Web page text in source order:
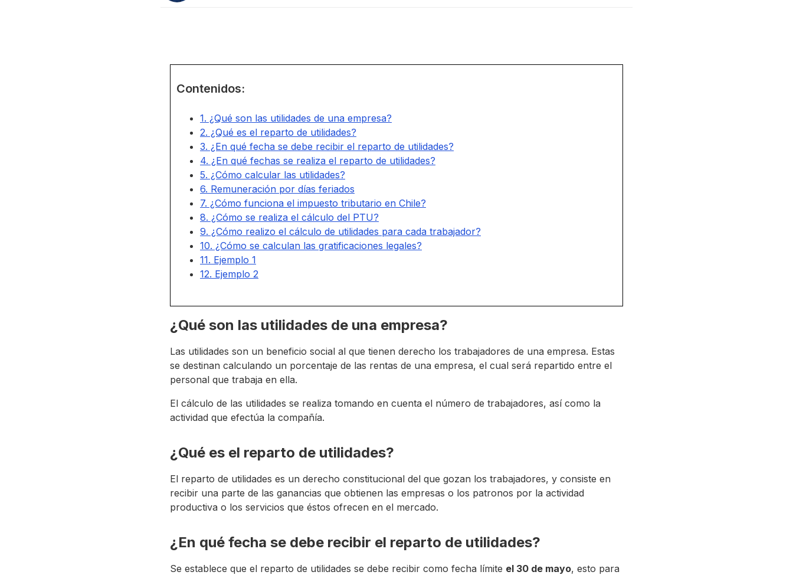
Contenidos:
1. ¿Qué son las utilidades de una empresa?
2. ¿Qué es el reparto de utilidades?
3. ¿En qué fecha se debe recibir el reparto de utilidades?
4. ¿En qué fechas se realiza el reparto de utilidades?
5. ¿Cómo calcular las utilidades?
6. Remuneración por días feriados
7. ¿Cómo funciona el impuesto tributario en Chile?
8. ¿Cómo se realiza el cálculo del PTU?
9. ¿Cómo realizo el cálculo de utilidades para cada trabajador?
10. ¿Cómo se calculan las gratificaciones legales?
11. Ejemplo 1
12. Ejemplo 2
¿Qué son las utilidades de una empresa?
Las utilidades son un beneficio social al que tienen derecho los trabajadores de una empresa. Estas
se destinan calculando un porcentaje de las rentas de una empresa, el cual será repartido entre el
personal que trabaja en ella.
El cálculo de las utilidades se realiza tomando en cuenta el número de trabajadores, así como la
actividad que efectúa la compañía.
¿Qué es el reparto de utilidades?
El reparto de utilidades es un derecho constitucional del que gozan los trabajadores, y consiste en
recibir una parte de las ganancias que obtienen las empresas o los patronos por la actividad
productiva o los servicios que éstos ofrecen en el mercado.
¿En qué fecha se debe recibir el reparto de utilidades?
Se establece que el reparto de utilidades se debe recibir como fecha límite el 30 de mayo, esto para